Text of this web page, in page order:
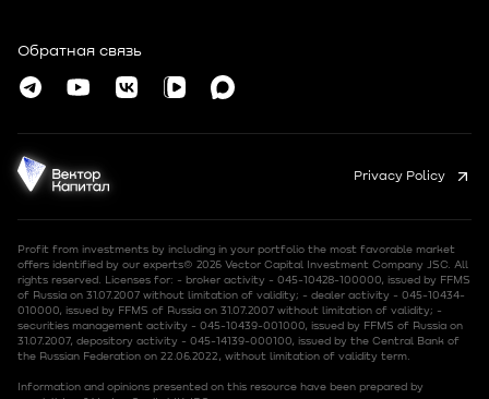
Обратная связь
Privacy Policy
Profit from investments by including in your portfolio the most favorable market
offers identified by our experts© 2026 Vector Capital Investment Company JSC. All
rights reserved. Licenses for: - broker activity - 045-10428-100000, issued by FFMS
of Russia on 31.07.2007 without limitation of validity; - dealer activity - 045-10434-
010000, issued by FFMS of Russia on 31.07.2007 without limitation of validity; -
securities management activity - 045-10439-001000, issued by FFMS of Russia on
31.07.2007, depository activity - 045-14139-000100, issued by the Central Bank of
the Russian Federation on 22.06.2022, without limitation of validity term.
Information and opinions presented on this resource have been prepared by